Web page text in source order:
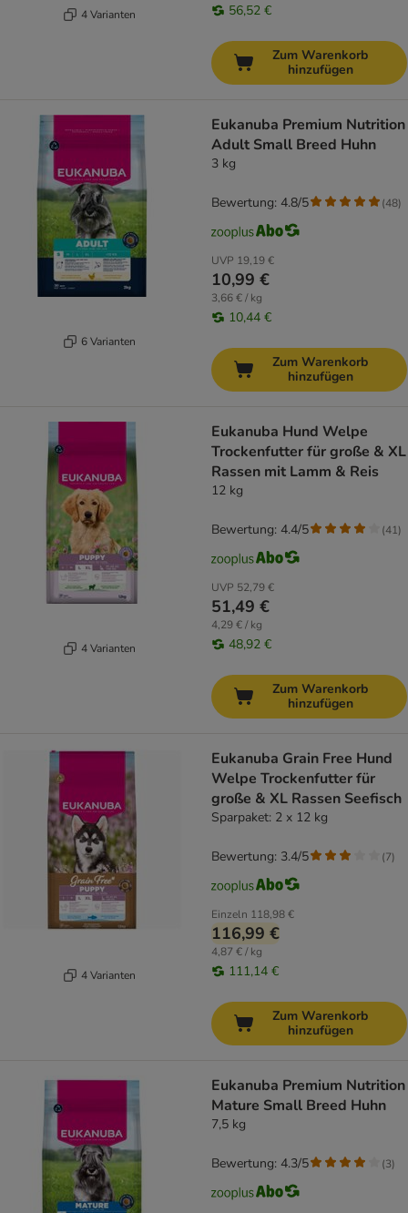
4 Varianten 56,52 €
Zum Warenkorb
hinzufügen
6 Varianten
Eukanuba Premium Nutrition
Adult Small Breed Huhn
3 kg
UVP 19,19 €
10,99 €
3,66 € / kg
10,44 €
Bewertung: 4.8/5 (48)
Zum Warenkorb
hinzufügen
4 Varianten
Eukanuba Hund Welpe
Trockenfutter für große & XL
Rassen mit Lamm & Reis
12 kg
UVP 52,79 €
51,49 €
4,29 € / kg
48,92 €
Bewertung: 4.4/5 (41)
Zum Warenkorb
hinzufügen
4 Varianten
Eukanuba Grain Free Hund
Welpe Trockenfutter für
große & XL Rassen Seefisch
Sparpaket: 2 x 12 kg
Einzeln 118,98 €
116,99 €
4,87 € / kg
111,14 €
Bewertung: 3.4/5 (7)
Zum Warenkorb
hinzufügen
Eukanuba Premium Nutrition
Mature Small Breed Huhn
7,5 kg
Bewertung: 4.3/5 (3)